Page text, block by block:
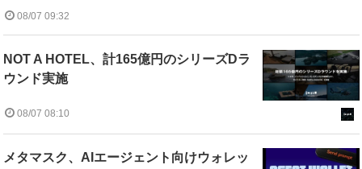
08/07 09:32
NOT A HOTEL、計165億円のシリーズDラ
ウンド実施
08/07 08:10
メタマスク、AIエージェント向けウォレッ